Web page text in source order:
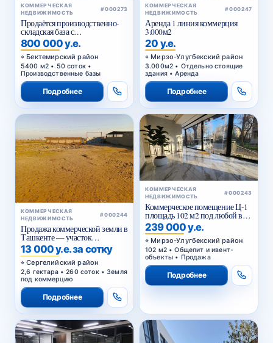
КОММЕРЧЕСКАЯ
НЕДВИЖИМОСТЬ
#000273
Продаётся производственно-
складская база с
приватизированным
земельным участком в
Бектемирском районе
Ташкента
800 000 у.е.
Бектемирский район
5400 м2 • 50 соток •
Производственные базы
Подробнее
КОММЕРЧЕСКАЯ
НЕДВИЖИМОСТЬ
#000247
Аренда 1 линия коммерция
3.000м2
20 у.е.
Мирзо-Улугбекский район
3.000м2 • Отдельно стоящие
здания • Аренда
Подробнее
КОММЕРЧЕСКАЯ
НЕДВИЖИМОСТЬ
#000244
Продажа коммерческой земли в
Ташкенте — участок
промышленного назначения
2,6 га в Янги-Хаётском районе
13 000 у.е. за сотку
Сергелийский район
2,6 гектара • 260 соток • Земля
под коммерцию
Подробнее
КОММЕРЧЕСКАЯ
НЕДВИЖИМОСТЬ
#000243
Коммерческое помещение Ц-1
площадь 102 м2 под любой вид
коммерции 1 этаж
239 000 у.е.
Мирзо-Улугбекский район
102 м2 • Общепит и ивент-
объекты • Продажа
Подробнее